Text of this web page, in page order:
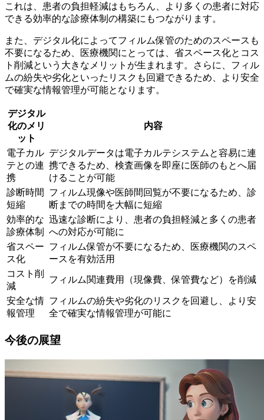
これは、患者の負担軽減はもちろん、より多くの患者に対応
できる効率的な診療体制の構築にもつながります。
また、デジタル化によってフィルム保管のためのスペースも
不要になるため、医療機関にとっては、 省スペース化と コス
ト削減という大きなメリットが生まれます。さらに、フィル
ムの紛失や劣化といったリスクも回避できるため、より安全
で確実な情報管理が可能となります。
デジタル
化のメリ
ット
内容
電子カル
テとの連
携
デジタルデータは電子カルテシステムと容易に連
携できるため、検査画像を即座に医師のもとへ届
けることが可能
診断時間
短縮
フィルム現像や医師間回覧が不要になるため、診
断までの時間を大幅に短縮
効率的な
診療体制
迅速な診断により、患者の負担軽減と多くの患者
への対応が可能に
省スペー
ス化
フィルム保管が不要になるため、医療機関のスペ
ースを有効活用
コスト削
減
フィルム関連費用（現像費、保管費など）を削減
安全な情
報管理
フィルムの紛失や劣化のリスクを回避し、より安
全で確実な情報管理が可能に
今後の展望